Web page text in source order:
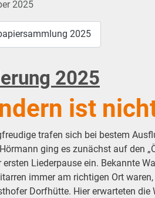
2025
2025
2025
ist
trafen sich bei bestem
ging es zunächst auf den
ersten Liederpause ein. Bekannte
immer am richtigen Ort
Dorfhütte. Hier erwarteten